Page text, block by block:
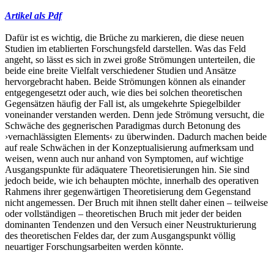
Artikel als Pdf
Dafür ist es wichtig, die Brüche zu markieren, die diese neuen
Studien im etablierten Forschungsfeld darstellen. Was das Feld
angeht, so lässt es sich in zwei große Strömungen unterteilen, die
beide eine breite Vielfalt verschiedener Studien und Ansätze
hervorgebracht haben. Beide Strömungen können als einander
entgegengesetzt oder auch, wie dies bei solchen theoretischen
Gegensätzen häufig der Fall ist, als umgekehrte Spiegelbilder
vonein­ander verstanden werden. Denn jede Strömung versucht, die
Schwäche des gegnerischen Paradigmas durch Betonung des
›vernachlässigten Elements‹ zu überwinden. Dadurch machen beide
auf reale Schwächen in der Konzeptualisierung aufmerksam und
weisen, wenn auch nur anhand von Symptomen, auf wichtige
Ausgangspunkte für adäquatere Theoretisierungen hin. Sie sind
jedoch beide, wie ich behaupten möchte, innerhalb des operativen
Rahmens ihrer gegenwärtigen Theoretisierung dem Gegenstand
nicht angemessen. Der Bruch mit ihnen stellt daher einen – teilweise
oder vollständigen – theoretischen Bruch mit jeder der beiden
dominanten Tendenzen und den Versuch einer Neustrukturierung
des theoretischen Feldes dar, der zum Ausgangspunkt völlig
neuartiger Forschungsarbeiten werden könnte.